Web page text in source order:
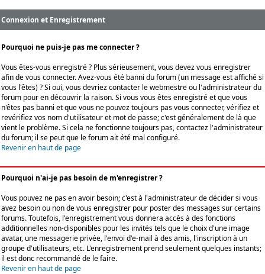
Connexion et Enregistrement
Pourquoi ne puis-je pas me connecter ?
Vous êtes-vous enregistré ? Plus sérieusement, vous devez vous enregistrer
afin de vous connecter. Avez-vous été banni du forum (un message est affiché si
vous l'êtes) ? Si oui, vous devriez contacter le webmestre ou l'administrateur du
forum pour en découvrir la raison. Si vous vous êtes enregistré et que vous
n'êtes pas banni et que vous ne pouvez toujours pas vous connecter, vérifiez et
revérifiez vos nom d'utilisateur et mot de passe; c'est généralement de là que
vient le problème. Si cela ne fonctionne toujours pas, contactez l'administrateur
du forum; il se peut que le forum ait été mal configuré.
Revenir en haut de page
Pourquoi n'ai-je pas besoin de m'enregistrer ?
Vous pouvez ne pas en avoir besoin; c'est à l'administrateur de décider si vous
avez besoin ou non de vous enregistrer pour poster des messages sur certains
forums. Toutefois, l'enregistrement vous donnera accès à des fonctions
additionnelles non-disponibles pour les invités tels que le choix d'une image
avatar, une messagerie privée, l'envoi d'e-mail à des amis, l'inscription à un
groupe d'utilisateurs, etc. L'enregistrement prend seulement quelques instants;
il est donc recommandé de le faire.
Revenir en haut de page